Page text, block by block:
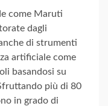
come Maruti
dagli
di strumenti
artificiale come
basandosi su
più di 80
in grado di